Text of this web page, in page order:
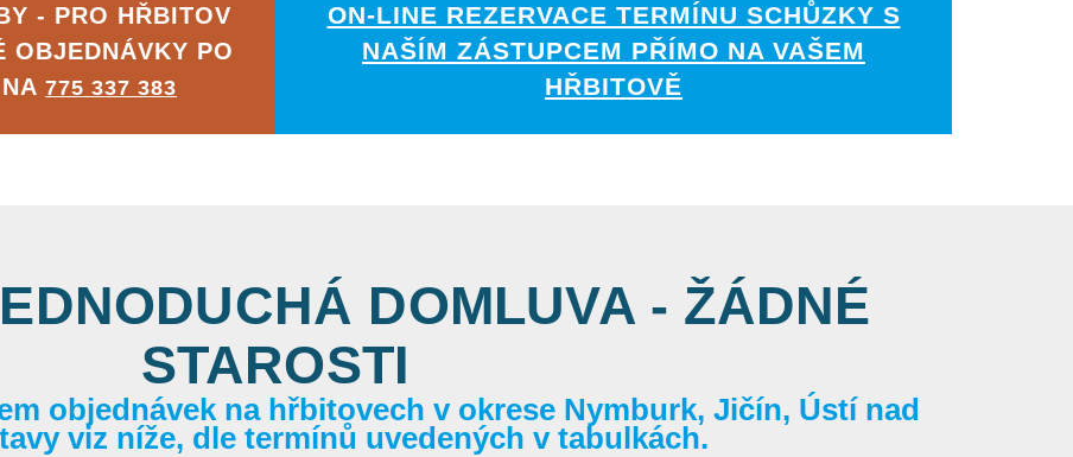
- PRO HŘBITOV
OBJEDNÁVKY PO
775 337 383
ON-LINE REZERVACE TERMÍNU SCHŮZKY S
NAŠÍM ZÁSTUPCEM PŘÍMO NA VAŠEM
HŘBITOVĚ
DOMLUVA - ŽÁDNÉ
STAROSTI
objednávek na hřbitovech v okrese Nymburk, Jičín, Ústí nad
viz níže, dle termínů uvedených v tabulkách.